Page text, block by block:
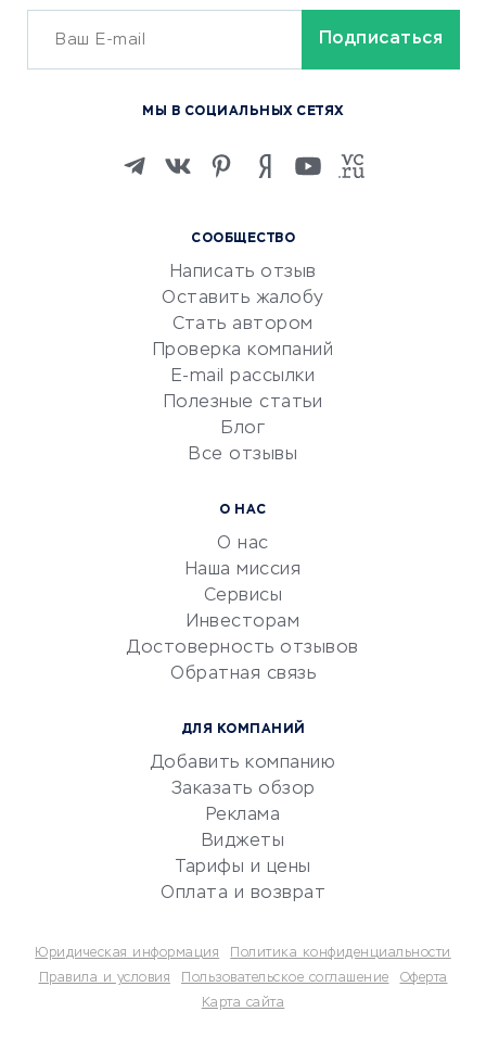
ОБУЧЕНИЕ И РАБОТА
Изучение иностранных
Маркетинг и продажи
Репетиторство
Красота и здоровье
Сервисы по поиску работы
Сетевой маркетинг
УСЛУГИ ДЛЯ БИЗНЕСА
документооборот
Юридические компании
Бухгалтерия онлайн
Потребительские кредиты
СООБЩЕСТВО
Написать отзыв
Оставить жалобу
Стать автором
Проверка компаний
E-mail рассылки
Полезные статьи
Блог
Все отзывы
О НАС
О нас
Наша миссия
Сервисы
Инвесторам
Достоверность отзывов
Обратная связь
ДЛЯ КОМПАНИЙ
Добавить компанию
Заказать обзор
Реклама
Виджеты
Тарифы и цены
Оплата и возврат
МЫ В СОЦИАЛЬНЫХ СЕТЯХ
Юридическая информация
Политика конфиденциальности
Правила и условия
Пользовательское соглашение
Оферта
Карта сайта